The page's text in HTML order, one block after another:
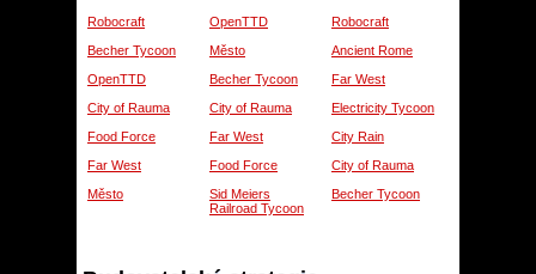
Robocraft
Ancient Rome
Far West
Electricity Tycoon
City Rain
City of Rauma
Becher Tycoon
OpenTTD
Město
Becher Tycoon
City of Rauma
Far West
Food Force
Sid Meiers
Railroad Tycoon
Robocraft
Becher Tycoon
OpenTTD
City of Rauma
Food Force
Far West
Město